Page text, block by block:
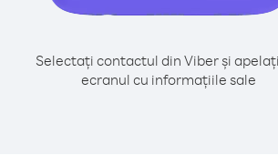
Selectați contactul din Viber și
ecranul cu informațiile sale